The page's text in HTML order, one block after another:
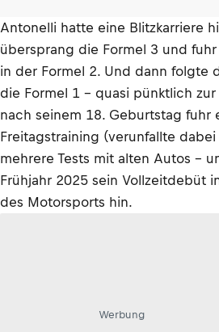
Antonelli hatte eine Blitzkarriere
übersprang die Formel 3 und
in der Formel 2. Und dann folgte
die Formel 1 – quasi pünktlich
nach seinem 18. Geburtstag fuhr
Freitagstraining (verunfallte
mehrere Tests mit alten Autos –
Frühjahr 2025 sein Vollzeitdebüt
des Motorsports hin.
Werbung